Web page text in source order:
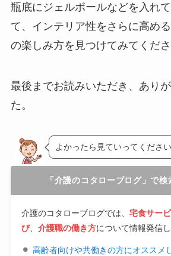
瓶底にジェルボールなどを入れ
て、インテリア性をさらに高め
の楽しみ方を見つけてみてくださ
最後までお読みいただき、あり
た。
よかったら見ていってください
「介護のコタローブログ」で
介護のコタローブログでは、 宅食サー
び、 介護職の働き方について情報発信し
高齢者向けや共働きの方にオススメ